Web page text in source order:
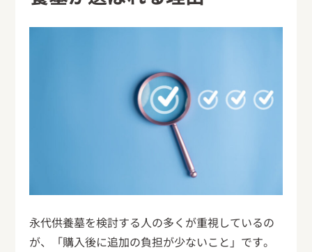
永代供養墓を検討する人の多くが重視しているの
が、「購入後に追加の負担が少ないこと」です。